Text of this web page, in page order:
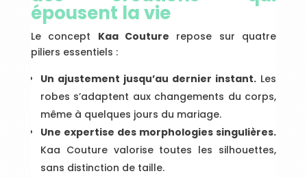
épousent la vie
Le concept Kaa Couture repose sur quatre
piliers essentiels :
Un ajustement jusqu’au dernier instant. Les
robes s’adaptent aux changements du corps,
même à quelques jours du mariage.
Une expertise des morphologies singulières.
Kaa Couture valorise toutes les silhouettes,
sans distinction de taille.